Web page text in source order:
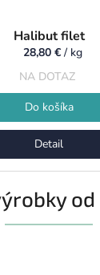
Halibut filet
28,80 € / kg
NA DOTAZ
Do košíka
Detail